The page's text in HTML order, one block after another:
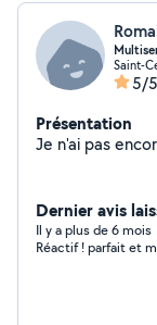
Saint-
5/5
Présentation
Dernier avis
Il y a plus de 6 mois
Réactif ! parfait et